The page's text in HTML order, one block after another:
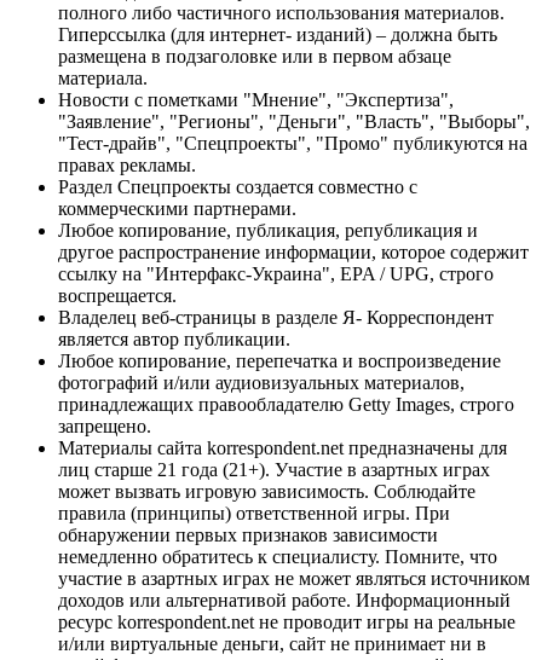
полного либо частичного использования материалов.
Гиперссылка (для интернет- изданий) – должна быть
размещена в подзаголовке или в первом абзаце
материала.
Новости с пометками "Мнение", "Экспертиза",
"Заявление", "Регионы", "Деньги", "Власть", "Выборы",
"Тест-драйв", "Спецпроекты", "Промо" публикуются на
правах рекламы.
Раздел Спецпроекты создается совместно с
коммерческими партнерами.
Любое копирование, публикация, републикация и
другое распространение информации, которое содержит
ссылку на "Интерфакс-Украина", EPA / UPG, строго
воспрещается.
Владелец веб-страницы в разделе Я- Корреспондент
является автор публикации.
Любое копирование, перепечатка и воспроизведение
фотографий и/или аудиовизуальных материалов,
принадлежащих правообладателю Getty Images, строго
запрещено.
Материалы сайта korrespondent.net предназначены для
лиц старше 21 года (21+). Участие в азартных играх
может вызвать игровую зависимость. Соблюдайте
правила (принципы) ответственной игры. При
обнаружении первых признаков зависимости
немедленно обратитесь к специалисту. Помните, что
участие в азартных играх не может являться источником
доходов или альтернативой работе. Информационный
ресурс korrespondent.net не проводит игры на реальные
и/или виртуальные деньги, сайт не принимает ни в